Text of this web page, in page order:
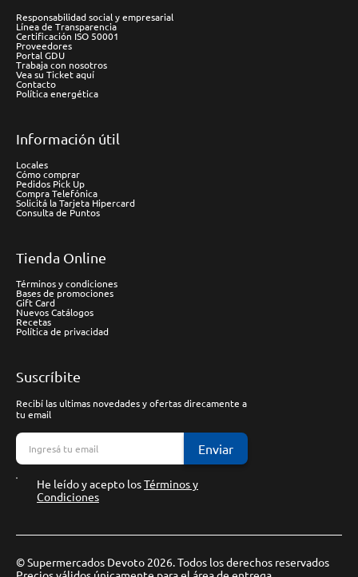
Responsabilidad social y empresarial
Línea de Transparencia
Certificación ISO 50001
Proveedores
Portal GDU
Trabaja con nosotros
Vea su Ticket aquí
Contacto
Política energética
Información útil
Locales
Cómo comprar
Pedidos Pick Up
Compra Telefónica
Solicitá la Tarjeta Hipercard
Consulta de Puntos
Tienda Online
Términos y condiciones
Bases de promociones
Gift Card
Nuevos Catálogos
Recetas
Política de privacidad
Suscríbite
Recibí las ultimas novedades y ofertas direcamente a
tu email
Enviar
He leído y acepto losTérminos y
Condiciones
© Supermercados Devoto 2026. Todos los derechos reservados